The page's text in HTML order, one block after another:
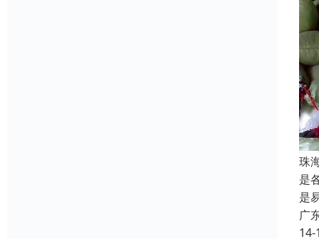
珠
是
是
广
14-